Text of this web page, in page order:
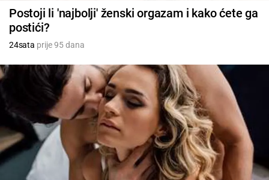
Postoji li 'najbolji' ženski orgazam i kako ćete ga
postići?
24sata prije 95 dana